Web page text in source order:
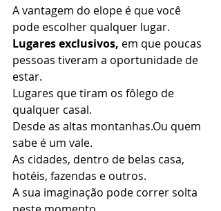
A vantagem do elope é que você
pode escolher qualquer lugar.
Lugares exclusivos, em que poucas
pessoas tiveram a oportunidade de
estar.
Lugares que tiram os fôlego de
qualquer casal.
Desde as altas montanhas.Ou quem
sabe é um vale.
As cidades, dentro de belas casa,
hotéis, fazendas e outros.
A sua imaginação pode correr solta